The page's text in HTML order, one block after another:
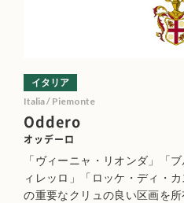
Oddero
オッデーロ
イタリア
Italia / Piemonte
「ヴィーニャ・リオンダ」「
ィレッロ」「ロッケ・ディ・
の重要なクリュの良い区画を